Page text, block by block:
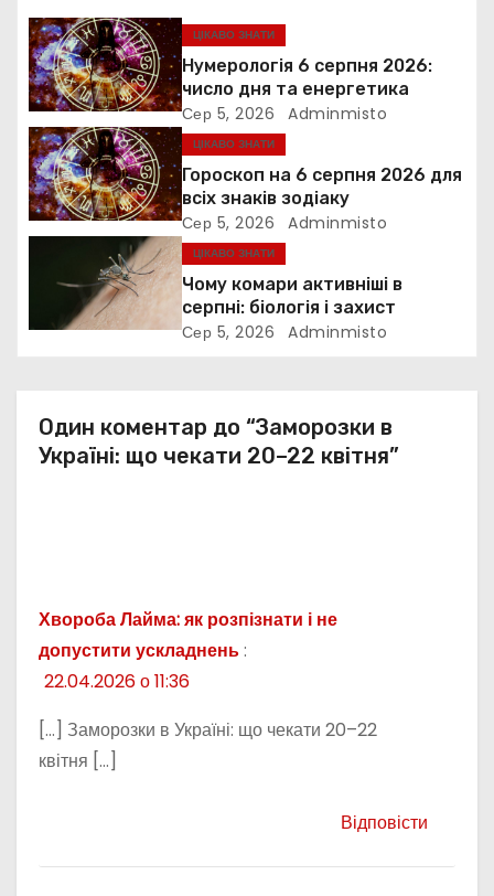
я
з
а
п
и
ЦІКАВО ЗНАТИ
Нумерологія 6 серпня 2026:
число дня та енергетика
Сер 5, 2026 Adminmisto
ЦІКАВО ЗНАТИ
Гороскоп на 6 серпня 2026 для
всіх знаків зодіаку
Сер 5, 2026 Adminmisto
ЦІКАВО ЗНАТИ
Чому комари активніші в
серпні: біологія і захист
Сер 5, 2026 Adminmisto
Один коментар до “Заморозки в
Україні: що чекати 20–22 квітня”
Хвороба Лайма: як розпізнати і не
допустити ускладнень:
22.04.2026 о 11:36
[…] Заморозки в Україні: що чекати 20–22
квітня […]
Відповісти